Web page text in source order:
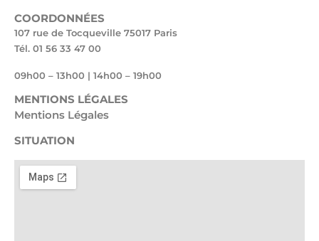
COORDONNÉES
107 rue de Tocqueville 75017 Paris
Tél. 01 56 33 47 00
09h00 – 13h00 | 14h00 – 19h00
MENTIONS LÉGALES
Mentions Légales
SITUATION